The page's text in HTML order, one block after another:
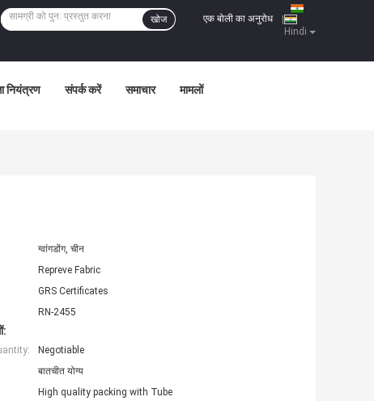
Hindi
एक बोली का अनुरोध
खोज
नियंत्रण संपर्क करें समाचार मामलों
ग्वांगडोंग, चीन
Repreve Fabric
GRS Certificates
RN-2455
Negotiable
बातचीत योग्य
High quality packing with Tube